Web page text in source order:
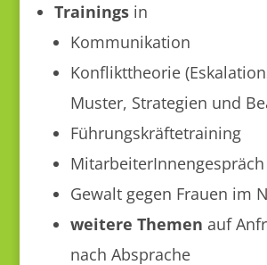
Trainings in
Kommunikation
Konflikttheorie
Muster, Strategien und
Führungskräftetraining
MitarbeiterInnengespräch
Gewalt gegen Frauen im
weitere Themen auf
nach Absprache